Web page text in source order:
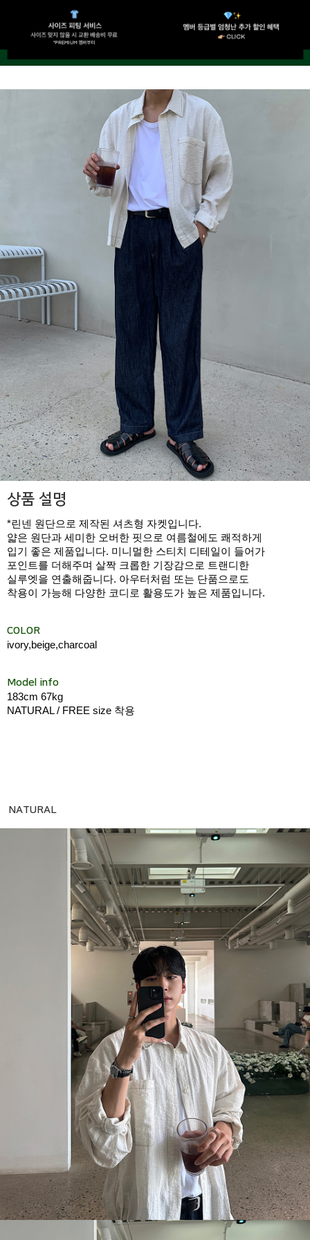
상품 설명
*린넨 원단으로 제작된 셔츠형 자켓입니다.
얇은 원단과 세미한 오버한 핏으로 여름철에도 쾌적하게
입기 좋은 제품입니다. 미니멀한 스티치 디테일이 들어가
포인트를 더해주며 살짝 크롭한 기장감으로 트랜디한
실루엣을 연출해줍니다. 아우터처럼 또는 단품으로도
착용이 가능해 다양한 코디로 활용도가 높은 제품입니다.
COLOR
ivory,beige,charcoal
Model info
183cm 67kg
NATURAL / FREE size 착용
NATURAL